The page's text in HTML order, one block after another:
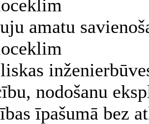
amatu
nodošanu
īpašumā bez